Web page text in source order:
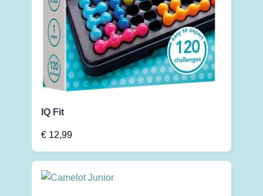
IQ Fit
€ 12,99